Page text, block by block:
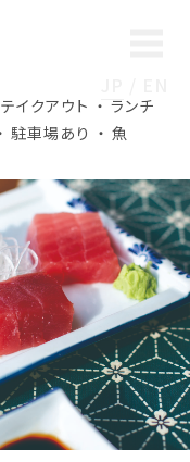
テイクアウト
ランチ
駐車場あり 魚